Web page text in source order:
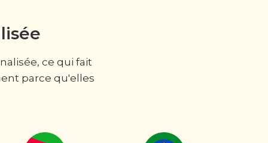
ce qui fait
parce qu'elles